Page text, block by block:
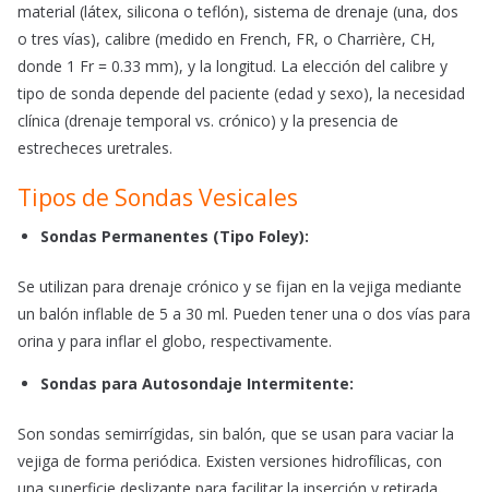
material (látex, silicona o teflón), sistema de drenaje (una, dos
o tres vías), calibre (medido en French, FR, o Charrière, CH,
donde 1 Fr = 0.33 mm), y la longitud. La elección del calibre y
tipo de sonda depende del paciente (edad y sexo), la necesidad
clínica (drenaje temporal vs. crónico) y la presencia de
estrecheces uretrales.
Tipos de Sondas Vesicales
Sondas Permanentes (Tipo Foley):
Se utilizan para drenaje crónico y se fijan en la vejiga mediante
un balón inflable de 5 a 30 ml. Pueden tener una o dos vías para
orina y para inflar el globo, respectivamente.
Sondas para Autosondaje Intermitente:
Son sondas semirrígidas, sin balón, que se usan para vaciar la
vejiga de forma periódica. Existen versiones hidrofílicas, con